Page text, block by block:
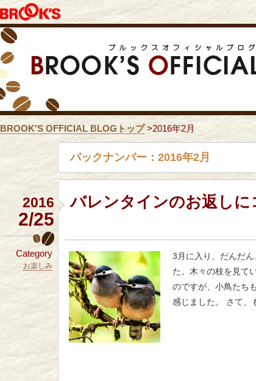
BROOK’S OFFICIAL BLOGトップ>2016年2月
バックナンバー：2016年2月
2016
2/25
Category
お楽しみ
バレンタインのお返しに
3月に入り、だんだ
た。木々の枝を見て
のですが、小鳥たち
感じました。 さて